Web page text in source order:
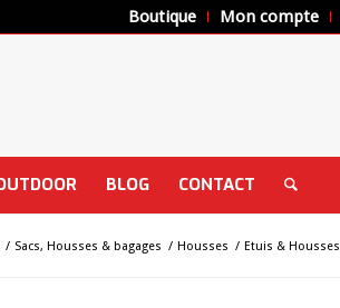
Boutique Mon compte
BLOG CONTACT
/ Sacs, Housses & bagages / Housses / Etuis & Housses